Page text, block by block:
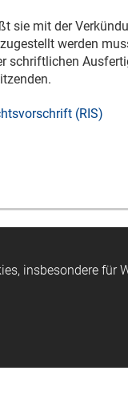
sie mit der
werden
schriftlichen
(RIS)
insbesondere für